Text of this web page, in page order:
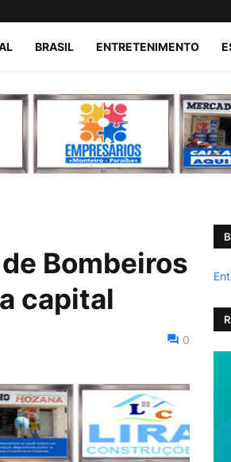
BRASIL ENTRETENIMENTO
Bombeiros
capital
0